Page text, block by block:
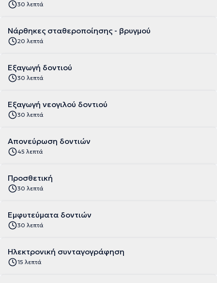
30 λεπτά
Νάρθηκες σταθεροποίησης - βρυγμού
20 λεπτά
Εξαγωγή δοντιού
30 λεπτά
Εξαγωγή νεογιλού δοντιού
30 λεπτά
Απονεύρωση δοντιών
45 λεπτά
Προσθετική
30 λεπτά
Εμφυτεύματα δοντιών
30 λεπτά
Ηλεκτρονική συνταγογράφηση
15 λεπτά